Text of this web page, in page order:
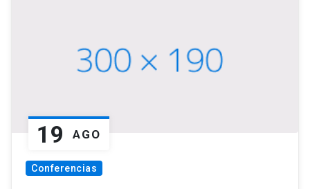
19 AGO
Conferencias